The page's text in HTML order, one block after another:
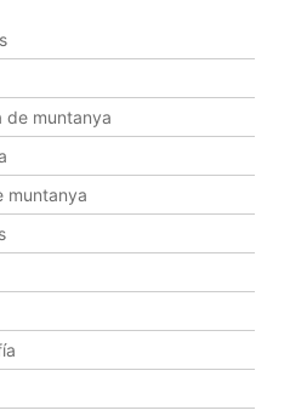
de muntanya
muntanya